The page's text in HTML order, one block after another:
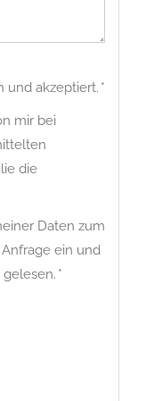
und akzeptiert. *
mir bei
die
Daten zum
ein und
gelesen. *